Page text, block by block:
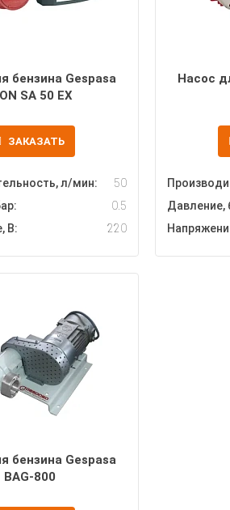
бензина Gespasa
SA 50 EX
ЗАКАЗАТЬ
л/мин:
50
0.5
В:
220
Насос
Давление,
бензина Gespasa
BAG-800